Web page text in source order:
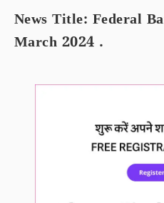
News Title: Federal
March 2024 .